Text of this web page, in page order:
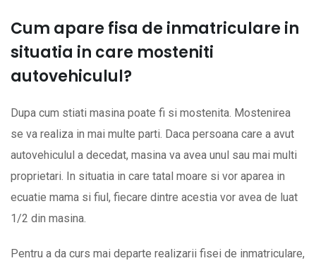
Cum apare fisa de inmatriculare in
situatia in care mosteniti
autovehiculul?
Dupa cum stiati masina poate fi si mostenita. Mostenirea
se va realiza in mai multe parti. Daca persoana care a avut
autovehiculul a decedat, masina va avea unul sau mai multi
proprietari. In situatia in care tatal moare si vor aparea in
ecuatie mama si fiul, fiecare dintre acestia vor avea de luat
1/2 din masina.
Pentru a da curs mai departe realizarii fisei de inmatriculare,